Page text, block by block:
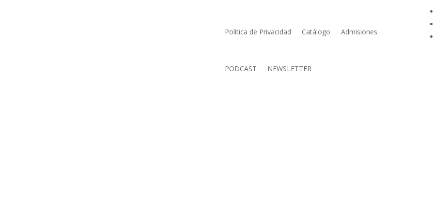
Política de Privacidad Catálogo Admisiones
PODCAST NEWSLETTER